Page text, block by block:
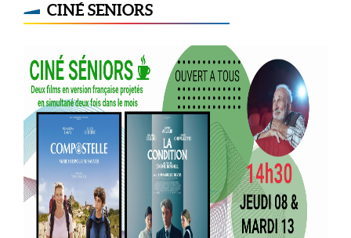
CINÉ SENIORS